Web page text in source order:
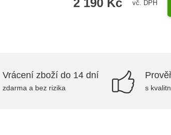
vč. DPH
Vrácení zboží do 14 dní
zdarma a bez rizika s